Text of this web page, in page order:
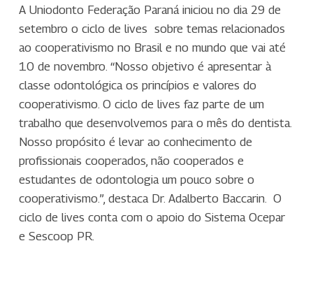
A Uniodonto Federação Paraná iniciou no dia 29 de
setembro o ciclo de lives sobre temas relacionados
ao cooperativismo no Brasil e no mundo que vai até
10 de novembro. “Nosso objetivo é apresentar à
classe odontológica os princípios e valores do
cooperativismo. O ciclo de lives faz parte de um
trabalho que desenvolvemos para o mês do dentista.
Nosso propósito é levar ao conhecimento de
profissionais cooperados, não cooperados e
estudantes de odontologia um pouco sobre o
cooperativismo.”, destaca Dr. Adalberto Baccarin. O
ciclo de lives conta com o apoio do Sistema Ocepar
e Sescoop PR.